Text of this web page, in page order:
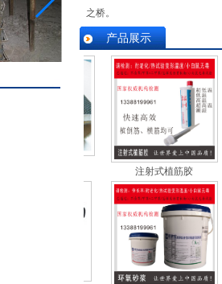
之桥。
产品展示
注射式植筋胶